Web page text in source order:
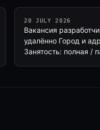
20 JULY 2026
Вакансия
удалённо Город и
Занятость: полная /